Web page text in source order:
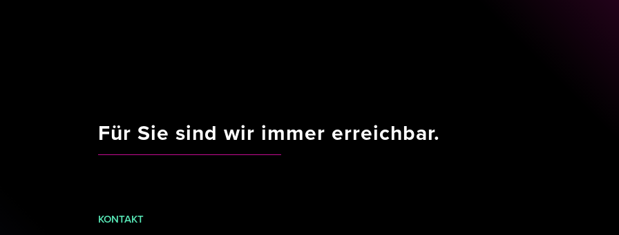
Für Sie sind wir immer erreichbar.
KONTAKT